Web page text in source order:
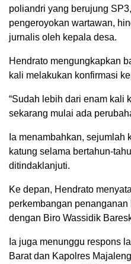
poliandri yang berujung
pengeroyokan wartawan,
jurnalis oleh kepala desa.
Hendrato mengungkapkan
kali melakukan konfirmasi
“Sudah lebih dari enam kali
sekarang mulai ada
Ia menambahkan, sejumlah
katung selama bertahun-
ditindaklanjuti.
Ke depan, Hendrato
perkembangan
dengan Biro Wassidik
Ia juga menunggu respons
Barat dan Kapolres